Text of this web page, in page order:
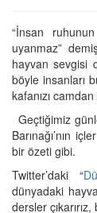
“İnsan
uyanmaz”
hayvan sevgisi
böyle insanları
kafanızı
Geçtiğimiz
Barınağı’nın
bir özeti gibi.
Twitter’daki “
dünyadaki
dersler